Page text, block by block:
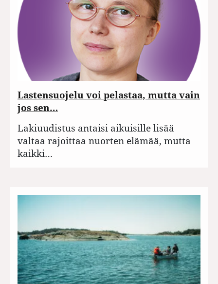
Lastensuojelu voi pelastaa, mutta vain
jos sen…
Lakiuudistus antaisi aikuisille lisää
valtaa rajoittaa nuorten elämää, mutta
kaikki…